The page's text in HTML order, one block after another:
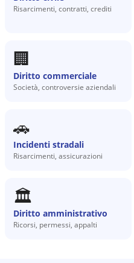
Risarcimenti, contratti, crediti
🏢
Diritto commerciale
Società, controversie aziendali
🚗
Incidenti stradali
Risarcimenti, assicurazioni
🏛️
Diritto amministrativo
Ricorsi, permessi, appalti